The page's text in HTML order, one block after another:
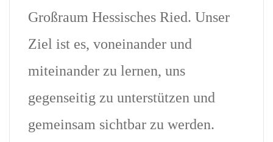
Großraum Hessisches Ried. Unser
Ziel ist es, voneinander und
miteinander zu lernen, uns
gegenseitig zu unterstützen und
gemeinsam sichtbar zu werden.